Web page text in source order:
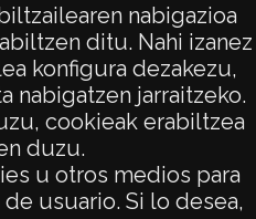
nabigazioa
ditu. Nahi izanez
konfigura dezakezu,
nabigatzen jarraitzeko.
cookieak erabiltzea
duzu.
u otros medios para
usuario. Si lo desea,